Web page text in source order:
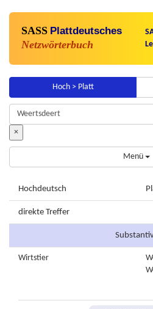
SASS Plattdeutsches
Netzwörterbuch
Hoch > Platt
×
Menü
Hochdeutsch
direkte Treffer
Wirtstier